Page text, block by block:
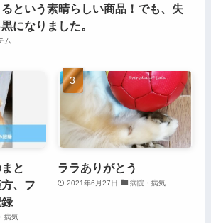
という素晴らしい商品！でも、失
になりました。
ム
と
、フ
病気
ララありがとう
2021年6月27日 病院・病気